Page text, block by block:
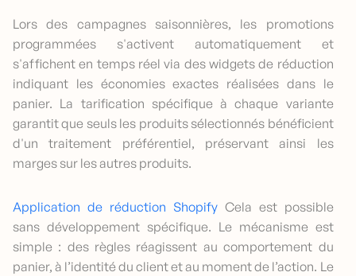
Lors des campagnes saisonnières, les promotions
programmées s'activent automatiquement et
s'affichent en temps réel via des widgets de réduction
indiquant les économies exactes réalisées dans le
panier. La tarification spécifique à chaque variante
garantit que seuls les produits sélectionnés bénéficient
d'un traitement préférentiel, préservant ainsi les
marges sur les autres produits.
Application de réduction ShopifyCela est possible
sans développement spécifique. Le mécanisme est
simple : des règles réagissent au comportement du
panier, à l’identité du client et au moment de l’action. Le